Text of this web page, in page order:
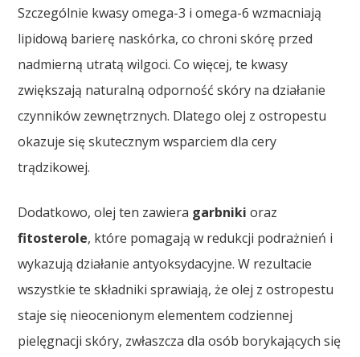
Szczególnie kwasy omega-3 i omega-6 wzmacniają
lipidową barierę naskórka, co chroni skórę przed
nadmierną utratą wilgoci. Co więcej, te kwasy
zwiększają naturalną odporność skóry na działanie
czynników zewnętrznych. Dlatego olej z ostropestu
okazuje się skutecznym wsparciem dla cery
trądzikowej.
Dodatkowo, olej ten zawiera garbniki oraz
fitosterole, które pomagają w redukcji podrażnień i
wykazują działanie antyoksydacyjne. W rezultacie
wszystkie te składniki sprawiają, że olej z ostropestu
staje się nieocenionym elementem codziennej
pielęgnacji skóry, zwłaszcza dla osób borykających się